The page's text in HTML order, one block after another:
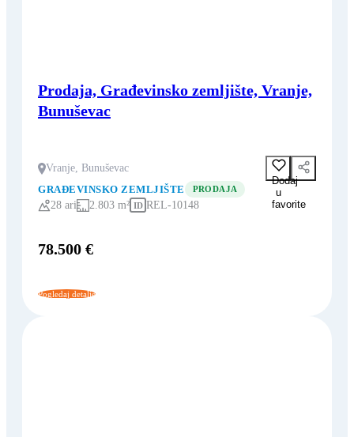
Prodaja, Građevinsko zemljište, Vranje,
Bunuševac
Vranje, Bunuševac
Dodaj
u
favorite
GRAĐEVINSKO ZEMLJIŠTE PRODAJA
28 ari 2.803 m² ID REL-10148
78.500 €
Pogledaj detalje